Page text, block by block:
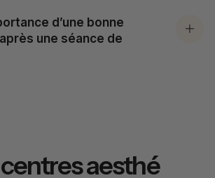
d’une bonne
une séance de
aesthé